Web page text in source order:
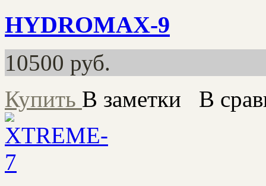
HYDROMAX-9
10500 руб.
Купить В заметки В